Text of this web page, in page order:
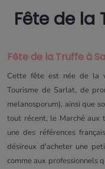
Fête de la
Fête de la Truffe à
Cette fête est née de la
Tourisme de Sarlat, de
melanosporum), ainsi que
tout récent, le Marché
une des références
désireux d'acheter une
comme aux professionnels